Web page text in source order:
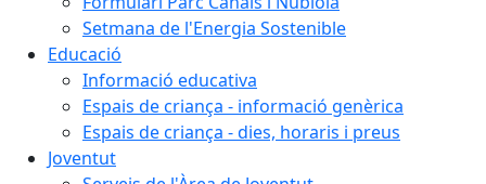
Setmana de l'Energia Sostenible
Educació
Informació educativa
Espais de criança - informació genèrica
Espais de criança - dies, horaris i preus
Joventut